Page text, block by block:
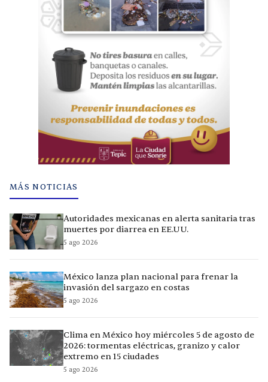
MÁS NOTICIAS
Autoridades mexicanas en alerta sanitaria tras
muertes por diarrea en EE.UU.
5 ago 2026
México lanza plan nacional para frenar la
invasión del sargazo en costas
5 ago 2026
Clima en México hoy miércoles 5 de agosto de
2026: tormentas eléctricas, granizo y calor
extremo en 15 ciudades
5 ago 2026